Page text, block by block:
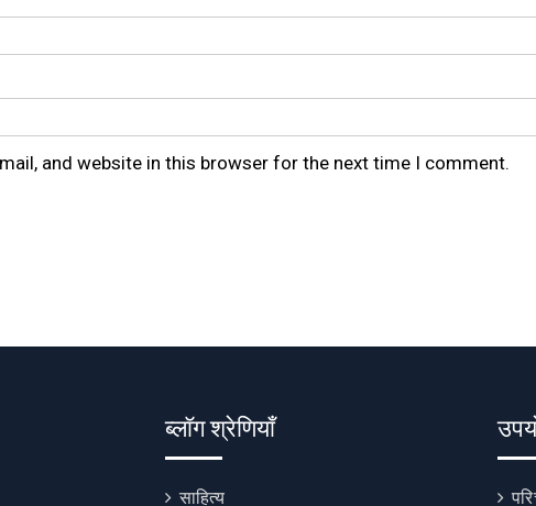
and website in this browser for the next time I comment.
ब्लॉग श्रेणियाँ
साहित्य